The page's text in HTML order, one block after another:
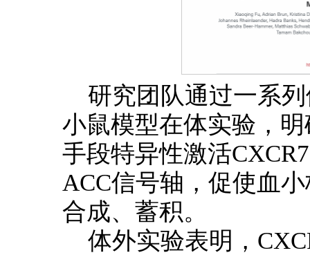
研究团队通过一系
小鼠模型在体实验，
手段特异性激活
ACC信号轴，促使血
合成、蓄积。
体外实验表明，